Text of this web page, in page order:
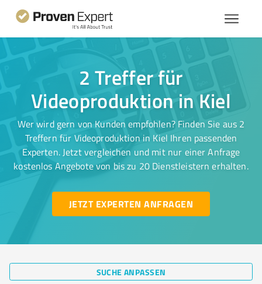
2 Treffer für
Videoproduktion in Kiel
Wer wird gern von Kunden empfohlen? Finden Sie aus 2
Treffern für Videoproduktion in Kiel Ihren passenden
Experten. Jetzt vergleichen und mit nur einer Anfrage
kostenlos Angebote von bis zu 20 Dienstleistern erhalten.
JETZT EXPERTEN ANFRAGEN
SUCHE ANPASSEN